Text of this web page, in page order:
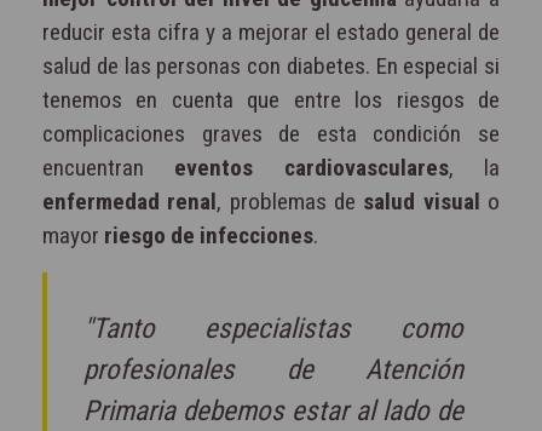
reducir esta cifra y a mejorar el estado general de
salud de las personas con diabetes. En especial si
tenemos en cuenta que entre los riesgos de
complicaciones graves de esta condición se
encuentran eventos cardiovasculares, la
enfermedad renal, problemas de salud visual o
mayor riesgo de infecciones.
"Tanto especialistas como
profesionales de Atención
Primaria debemos estar al lado de